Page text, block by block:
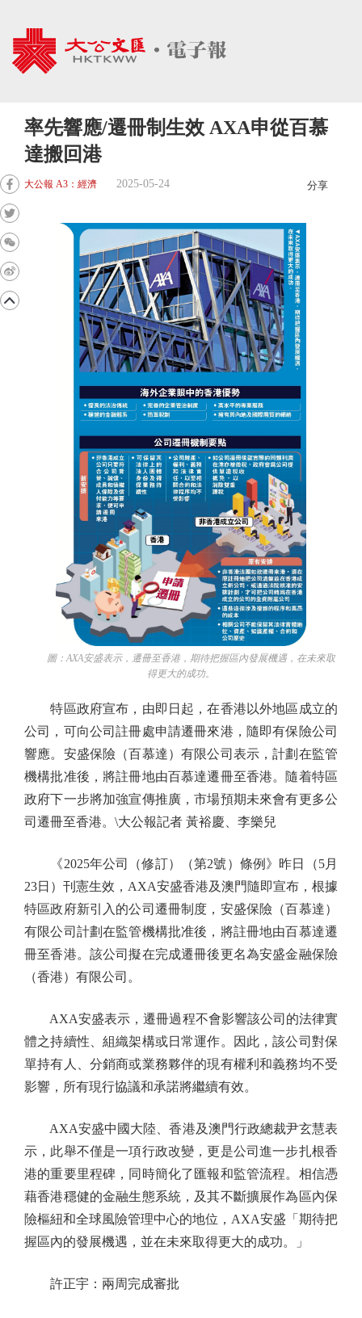
率先響應/遷冊制生效 AXA申從百慕
達搬回港
大公報 A3：經濟 2025-05-24 分享
圖：AXA安盛表示，遷冊至香港，期待把握區內發展機遇，在未來取
得更大的成功。
特區政府宣布，由即日起，在香港以外地區成立的
公司，可向公司註冊處申請遷冊來港，隨即有保險公司
響應。安盛保險（百慕達）有限公司表示，計劃在監管
機構批准後，將註冊地由百慕達遷冊至香港。隨着特區
政府下一步將加強宣傳推廣，市場預期未來會有更多公
司遷冊至香港。\大公報記者 黃裕慶、李樂兒
《2025年公司（修訂）（第2號）條例》昨日（5月
23日）刊憲生效，AXA安盛香港及澳門隨即宣布，根據
特區政府新引入的公司遷冊制度，安盛保險（百慕達）
有限公司計劃在監管機構批准後，將註冊地由百慕達遷
冊至香港。該公司擬在完成遷冊後更名為安盛金融保險
（香港）有限公司。
AXA安盛表示，遷冊過程不會影響該公司的法律實
體之持續性、組織架構或日常運作。因此，該公司對保
單持有人、分銷商或業務夥伴的現有權利和義務均不受
影響，所有現行協議和承諾將繼續有效。
AXA安盛中國大陸、香港及澳門行政總裁尹玄慧表
示，此舉不僅是一項行政改變，更是公司進一步扎根香
港的重要里程碑，同時簡化了匯報和監管流程。相信憑
藉香港穩健的金融生態系統，及其不斷擴展作為區內保
險樞紐和全球風險管理中心的地位，AXA安盛「期待把
握區內的發展機遇，並在未來取得更大的成功。」
許正宇：兩周完成審批